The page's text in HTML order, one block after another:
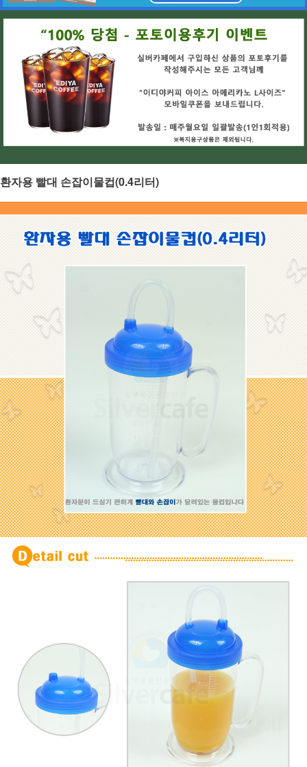
환자용 빨대 손잡이물컵(0.4리터)